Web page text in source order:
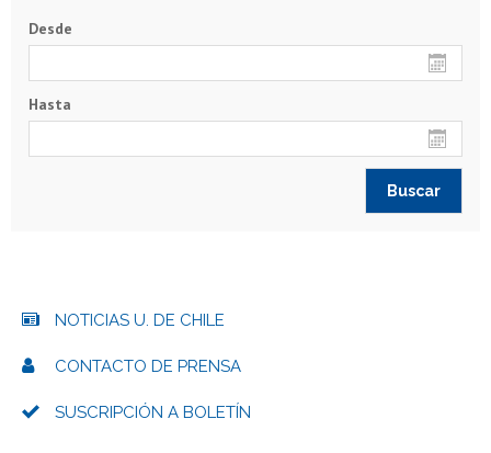
Desde
Hasta
NOTICIAS U. DE CHILE
CONTACTO DE PRENSA
SUSCRIPCIÓN A BOLETÍN